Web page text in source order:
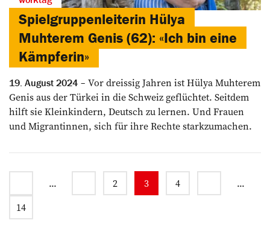
Spielgruppenleiterin Hülya
Muhterem Genis (62): «Ich bin eine
Kämpferin»
19. August 2024
Vor dreissig Jahren ist Hülya ­Muhterem
Genis aus der Türkei in die Schweiz geflüchtet. Seitdem
hilft sie Kleinkindern, Deutsch zu lernen. Und Frauen
und Migrantinnen, sich für ihre Rechte starkzumachen.
... 2 3 4
...
14